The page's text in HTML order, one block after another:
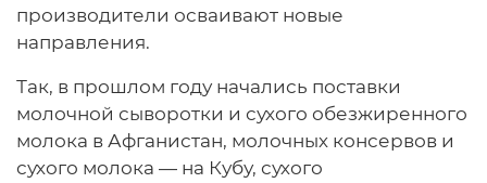
производители осваивают новые
направления.
Так, в прошлом году начались поставки
молочной сыворотки и сухого обезжиренного
молока в Афганистан, молочных консервов и
сухого молока — на Кубу, сухого